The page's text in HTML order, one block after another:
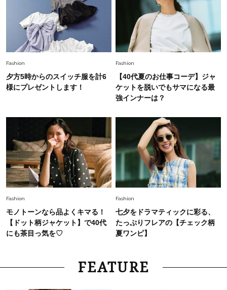
Fashion 2026.6.25
毎日忙しい40代が頼れる！無難に見えない【ひ
とくせ黒ワンピ】〈5選〉
Fashion
夕方5時からのスイッチ服を計6
様にプレゼントします！
Fashion
【40代夏のお仕事コーデ】ジャ
ケットを脱いでもサマになる最
強インナーは？
Fashion
モノトーンなら品よくキマる！
【ドット柄ジャケット】で40代
にも茶目っ気を♡
Fashion
七夕をドラマティックに彩る、
たっぷりフレアの【チェック柄
夏ワンピ】
FEATURE